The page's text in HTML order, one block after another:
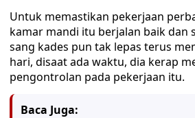
Untuk memastikan pekerjaan
kamar mandi itu berjalan baik dan
sang kades pun tak lepas terus
hari, disaat ada waktu, dia kerap
pengontrolan pada pekerjaan itu.
Baca Juga: